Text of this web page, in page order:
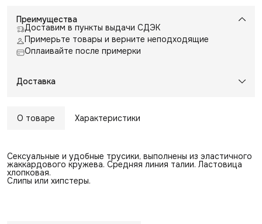
Преимущества
Доставим в пункты выдачи СДЭК
Примерьте товары и верните неподходящие
Оплаивайте после примерки
Доставка
О товаре Характеристики
Сексуальные и удобные трусики, выполнены из эластичного
жаккардового кружева. Средняя линия талии. Ластовица
хлопковая.
Слипы или хипстеры.